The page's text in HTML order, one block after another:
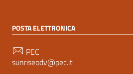
POSTA ELETTRONICA
PEC
sunriseodv@pec.it